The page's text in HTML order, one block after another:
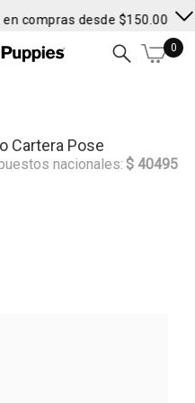
compras desde $150.000 •
0
Cartera Pose
nacionales: $ 40495